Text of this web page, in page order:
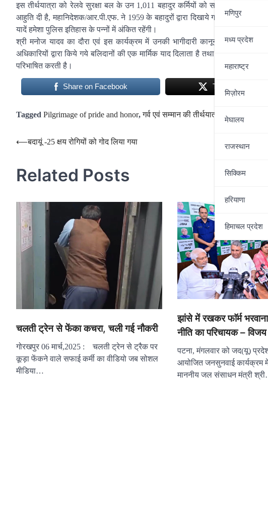
मणिपुर
मध्‍य प्रदेश
महाराष्‍ट्र
मिज़ोरम
मेघालय
राजस्थान
सिक्किम
हरियाणा
हिमाचल प्रदेश
इस तीर्थयात्रा को रेलवे सुरक्षा बल के उन 1,011 बहादुर कर्मियों को समर्पित करते
आहुति दी है, महानिदेशक/आर.पी.एफ. ने 1959 के बहादुरों द्वारा दिखाये गये कर्तव्य, वीरता
यादें हमेशा पुलिस इतिहास के पन्नों में अंकित रहेंगी।
श्री मनोज यादव का दौरा एवं इस कार्यक्रम में उनकी भागीदारी कानून प्रवर्तन
अधिकारियों द्वारा किये गये बलिदानों की एक मार्मिक याद दिलाता है तथा कर्तव्य,
परिभाषित करती है।
Share on Facebook Tweet
Tagged Pilgrimage of pride and honor,गर्व एवं सम्मान की तीर्थयात्राः
Post
⟵बदायूं -25 क्षय रोगियों को गोद लिया गया
Related Posts
चलती ट्रेन से फेंका कचरा, चली गई नौकरी
गोरखपुर 06 मार्च,2025 : चलती ट्रेन से ट्रैक पर
कूड़ा फेंकने वाले सफाई कर्मी का वीडियो जब सोशल
मीडिया…
झांसे में रखकर फाॅर्म भरवाना
नीति का परिचायक –
पटना, मंगलवार को जद(यू)
आयोजित जनसुनवाई कार्यक्रम
माननीय जल संसाधन मंत्री